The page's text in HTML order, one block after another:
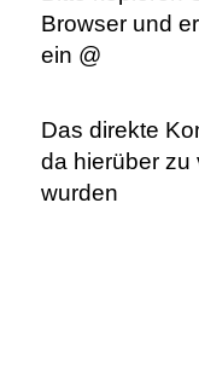
Browser und
ein @
Das direkte
da hierüber zu
wurden